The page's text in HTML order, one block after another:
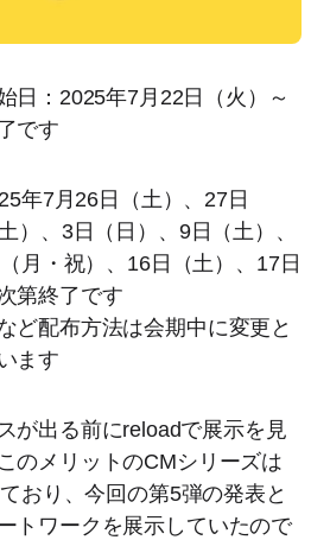
日：2025年7月22日（火）～
です
年7月26日（土）、27日
）、3日（日）、9日（土）、
月・祝）、16日（土）、17日
第終了です
ど配布方法は会期中に変更と
ます
が出る前にreloadで展示を見
のメリットのCMシリーズは
おり、今回の第5弾の発表と
トワークを展示していたので